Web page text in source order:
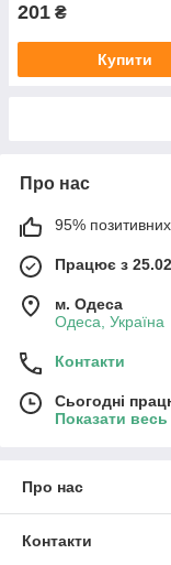
201 ₴
Купити
Про нас
95% позитивних
Працює з
м. Одеса
Одеса, Україна
Контакти
Сьогодні
Показати
Про нас
Контакти